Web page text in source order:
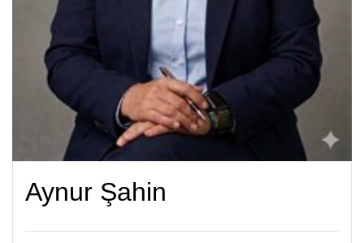
Aynur Şahin